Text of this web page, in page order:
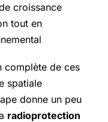
croissance
tout en
complète de ces
spatiale
donne un peu
radioprotection